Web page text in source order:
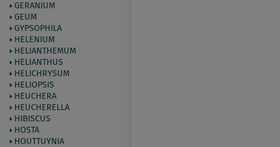
GERANIUM
GEUM
GYPSOPHILA
HELENIUM
HELIANTHEMUM
HELIANTHUS
HELICHRYSUM
HELIOPSIS
HEUCHERA
HEUCHERELLA
HIBISCUS
HOSTA
HOUTTUYNIA